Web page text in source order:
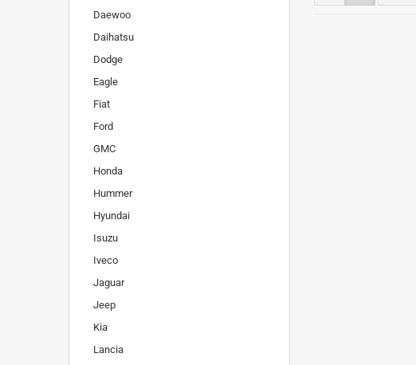
Daewoo
Daihatsu
Dodge
Eagle
Fiat
Ford
GMC
Honda
Hummer
Hyundai
Isuzu
Iveco
Jaguar
Jeep
Kia
Lancia